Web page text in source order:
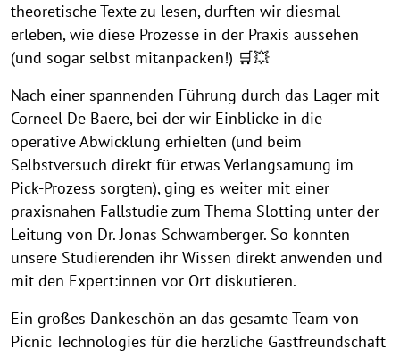
theoretische Texte zu lesen, durften wir diesmal
erleben, wie diese Prozesse in der Praxis aussehen
(und sogar selbst mitanpacken!) 🛒💥
Nach einer spannenden Führung durch das Lager mit
Corneel De Baere, bei der wir Einblicke in die
operative Abwicklung erhielten (und beim
Selbstversuch direkt für etwas Verlangsamung im
Pick-Prozess sorgten), ging es weiter mit einer
praxisnahen Fallstudie zum Thema Slotting unter der
Leitung von Dr. Jonas Schwamberger. So konnten
unsere Studierenden ihr Wissen direkt anwenden und
mit den Expert:innen vor Ort diskutieren.
Ein großes Dankeschön an das gesamte Team von
Picnic Technologies für die herzliche Gastfreundschaft